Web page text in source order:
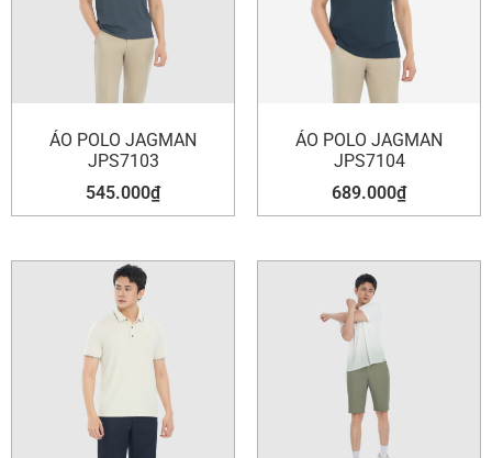
ÁO POLO JAGMAN
JPS7103
545.000₫
ÁO POLO JAGMAN
JPS7104
689.000₫